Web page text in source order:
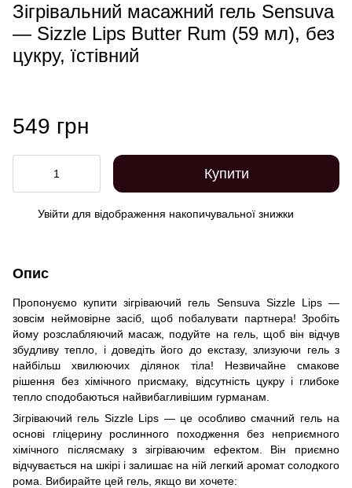
Зігрівальний масажний гель Sensuva
— Sizzle Lips Butter Rum (59 мл), без
цукру, їстівний
549 грн
Купити
Увійти для відображення накопичувальної знижки
Опис
Пропонуємо купити зігріваючий гель Sensuva Sizzle Lips —
зовсім неймовірне засіб, щоб побалувати партнера! Зробіть
йому розслабляючий масаж, подуйте на гель, щоб він відчув
збудливу тепло, і доведіть його до екстазу, злизуючи гель з
найбільш хвилюючих ділянок тіла! Незвичайне смакове
рішення без хімічного присмаку, відсутність цукру і глибоке
тепло сподобаються найвибагливішим гурманам.
Зігріваючий гель Sizzle Lips — це особливо смачний гель на
основі гліцерину рослинного походження без неприємного
хімічного післясмаку з зігріваючим ефектом. Він приємно
відчувається на шкірі і залишає на ній легкий аромат солодкого
рома. Вибирайте цей гель, якщо ви хочете: